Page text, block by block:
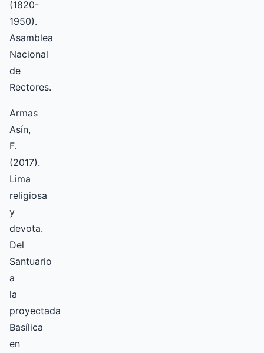
(1820-
1950).
Asamblea
Nacional
de
Rectores.
Armas
Asín,
F.
(2017).
Lima
religiosa
y
devota.
Del
Santuario
a
la
proyectada
Basílica
en